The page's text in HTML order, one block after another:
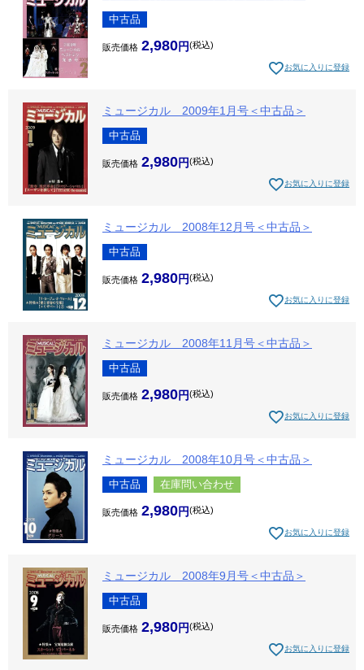
中古品
販売価格 2,980 税込
お気に入りに登録
ミュージカル 2009年1月号＜中古品＞
中古品
販売価格 2,980 税込
お気に入りに登録
ミュージカル 2008年12月号＜中古品＞
中古品
販売価格 2,980 税込
お気に入りに登録
ミュージカル 2008年11月号＜中古品＞
中古品
販売価格 2,980 税込
お気に入りに登録
ミュージカル 2008年10月号＜中古品＞
中古品 在庫問い合わせ
販売価格 2,980 税込
お気に入りに登録
ミュージカル 2008年9月号＜中古品＞
中古品
販売価格 2,980 税込
お気に入りに登録